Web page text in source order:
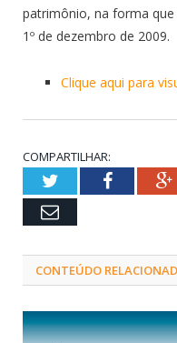
patrimônio, na forma que
1º de dezembro de 2009.
Clique aqui para
COMPARTILHAR:
TwitterFacebook
Email
CONTEÚDO